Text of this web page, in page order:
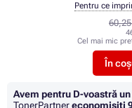
Cel mai mic
În
Pentru ce
Avem pentru D-voastră
TonerPartnereconomisiţi